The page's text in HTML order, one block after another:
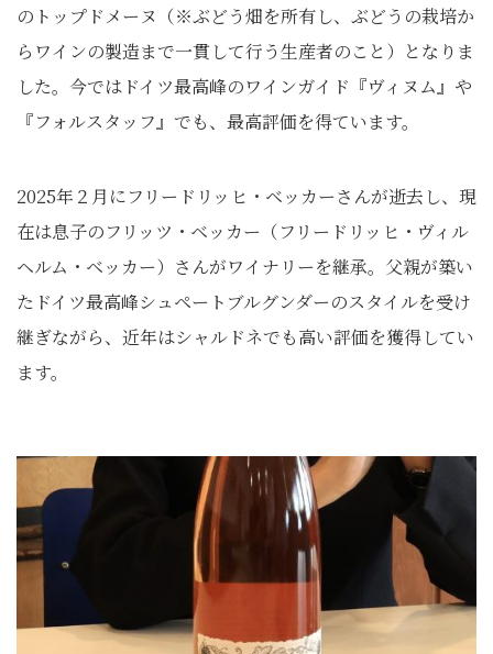
のトップドメーヌ（※ぶどう畑を所有し、ぶどうの栽培か
らワインの製造まで一貫して行う生産者のこと）となりま
した。今ではドイツ最高峰のワインガイド『ヴィヌム』や
『フォルスタッフ』でも、最高評価を得ています。
2025年２月にフリードリッヒ・ベッカーさんが逝去し、現
在は息子のフリッツ・ベッカー（フリードリッヒ・ヴィル
ヘルム・ベッカー）さんがワイナリーを継承。父親が築い
たドイツ最高峰シュペートブルグンダーのスタイルを受け
継ぎながら、近年はシャルドネでも高い評価を獲得してい
ます。